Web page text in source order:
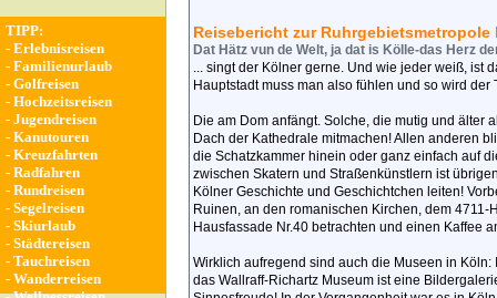
TIPP:
- Erlebnisreisen
- Familienurlaub
- Golfreisen
- Hochzeitsreisen
- Jugendreisen
- Kanutouren
- Kreuzfahrten
- Radfahren
- Rundreisen
- Segelreisen
- Skiurlaub
- Städtereisen
- Tauchreisen
- Wanderreisen
Reisebericht zur Ruhrgebietsmetropole
Dat Hätz vun de Welt, ja dat is Kölle-das Herz
... singt der Kölner gerne. Und wie jeder weiß, ist
Hauptstadt muss man also fühlen und so wird
Die am Dom anfängt. Solche, die mutig und älter
Dach der Kathedrale mitmachen! Allen anderen
die Schatzkammer hinein oder ganz einfach auf
zwischen Skatern und Straßenkünstlern ist
Kölner Geschichte und Geschichtchen leiten!
Ruinen, an den romanischen Kirchen, dem
Hausfassade Nr.40 betrachten und einen Kaffee
Wirklich aufregend sind auch die Museen in
das Wallraff-Richartz Museum ist eine